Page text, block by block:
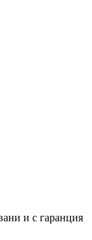
и с гаранция